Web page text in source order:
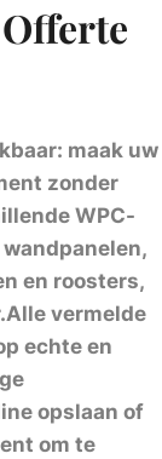
maak uw
zonder
WPC-
en roosters,
vermelde
echte en
opslaan of
om te